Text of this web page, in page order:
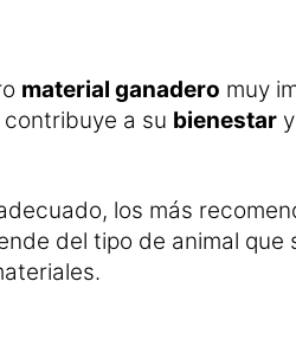
material ganadero muy
a su bienestar
los más
del tipo de animal